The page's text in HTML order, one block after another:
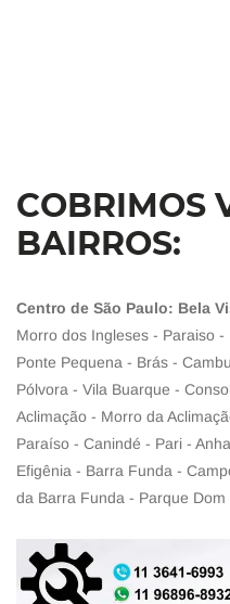
COBRIMOS
BAIRROS:
Centro de São Paulo: Bela
Morro dos Ingleses - Paraiso
Ponte Pequena - Brás -
Pólvora - Vila Buarque -
Aclimação - Morro da
Paraíso - Canindé - Pari -
Efigênia - Barra Funda -
da Barra Funda - Parque Dom